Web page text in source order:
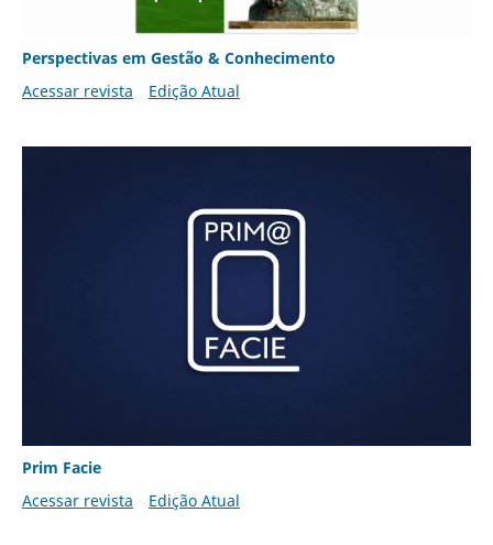
Perspectivas em Gestão & Conhecimento
Acessar revista
Edição Atual
Prim Facie
Acessar revista
Edição Atual